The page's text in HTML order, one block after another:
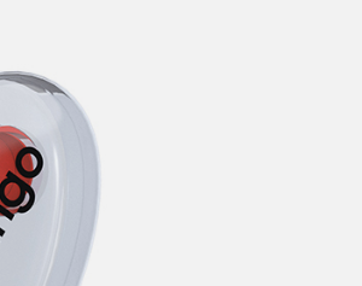
Презентационное
оборудование
Школьный
текстиль